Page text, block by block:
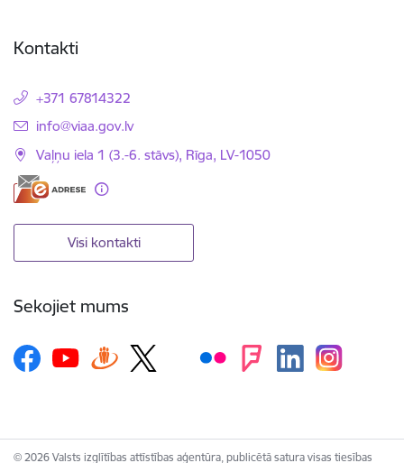
Kontakti
+371 67814322
E-pasts:
info@viaa.gov.lv
Vaļņu iela 1 (3.-6. stāvs), Rīga, LV-1050
Visi kontakti
Sekojiet mums
© 2026 Valsts izglītības attīstības aģentūra, publicētā satura visas tiesības